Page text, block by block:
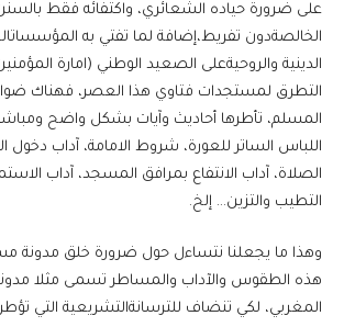
على ضرورة حياده الشعائري، واكتفائه فقط بالسنن
الخالصةدون تفريط،إضافة لما تفتي به
الدينية والروحيةعلى الصعيد الوطني (امارة
التطرق لمستجدات فتاوي هذا العصر، فهناك
المسلم، تأطرها أحاديث وآيات بشكل واضح
اللباس الساتر للعورة، شروط الامامة، آداب دخول
الصلاة، آداب الانتفاع بمرافق المسجد، آداب
التطيب والتزين… إلخ.
وهذا ما يجعلنا نتساءل حول ضرورة خلق مدونة
هذه الطقوس والآداب والمساطر تسمى مثلا
المغربي، لكي تنضاف للترسانةالتشريعية التي